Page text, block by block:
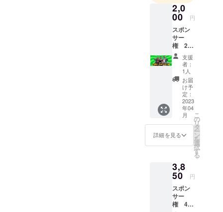
2,0
00 円
スポン
サー
権 2週
分 「こ
の番組
は〇〇
さんの
ご提供
でお送
りして
おりま
す」 こ
ちらを
ラジオ
の冒頭
で（2回
分）、
ご協力
者とし
て名前
（ラジ
オネー
支援
者：
1人
お届
け予
定：
2023
年04
月
詳細を見る
こ
の
リ
タ
ー
ン
を
選
択
す
る
3,8
50 円
スポン
サー
権 4週